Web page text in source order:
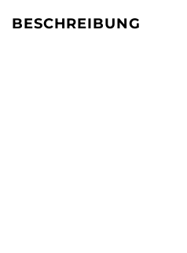
BESCHREIBUNG